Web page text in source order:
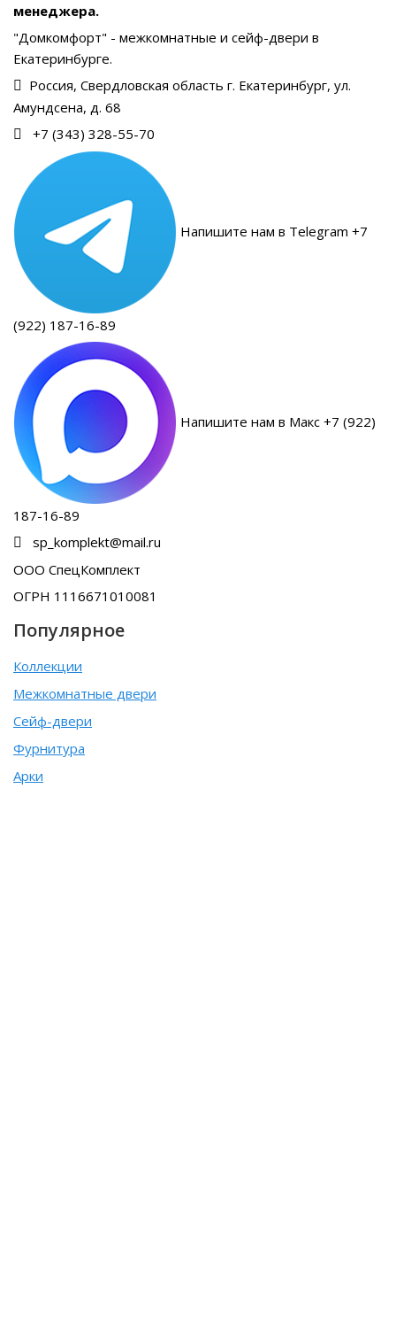
менеджера.
"Домкомфорт" - межкомнатные и сейф-двери в
Екатеринбурге.
Россия, Свердловская область г. Екатеринбург, ул.
Амундсена, д. 68
+7 (343) 328-55-70
Напишите нам в Telegram +7
(922) 187-16-89
Напишите нам в Макс +7 (922)
187-16-89
sp_komplekt@mail.ru
ООО СпецКомплект
ОГРН 1116671010081
Популярное
Коллекции
Межкомнатные двери
Сейф-двери
Фурнитура
Арки